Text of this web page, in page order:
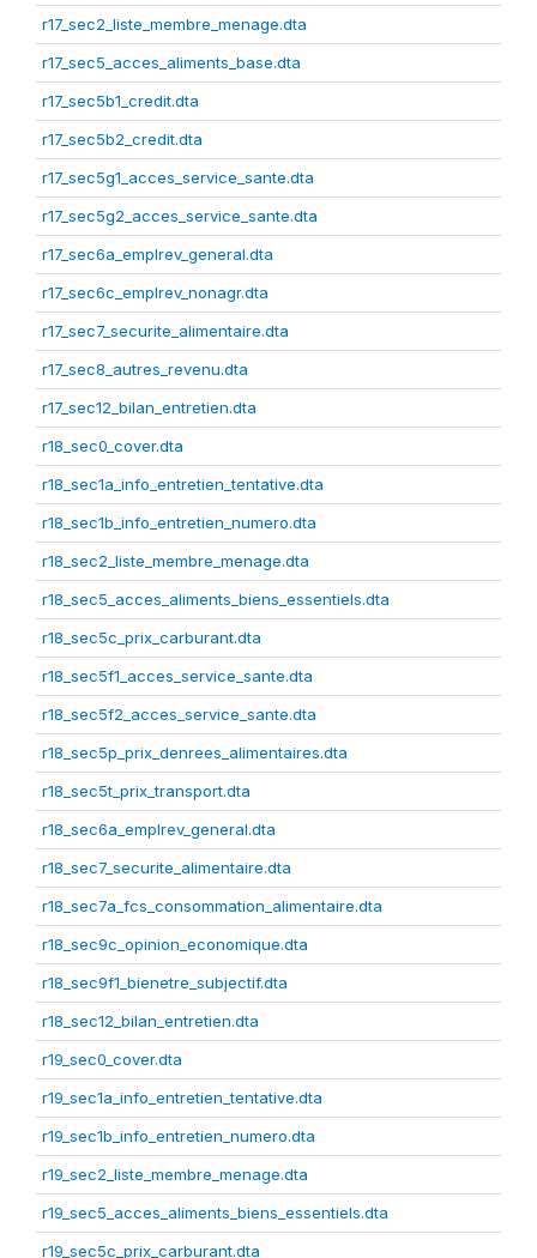
r17_sec2_liste_membre_menage.dta
r17_sec5_acces_aliments_base.dta
r17_sec5b1_credit.dta
r17_sec5b2_credit.dta
r17_sec5g1_acces_service_sante.dta
r17_sec5g2_acces_service_sante.dta
r17_sec6a_emplrev_general.dta
r17_sec6c_emplrev_nonagr.dta
r17_sec7_securite_alimentaire.dta
r17_sec8_autres_revenu.dta
r17_sec12_bilan_entretien.dta
r18_sec0_cover.dta
r18_sec1a_info_entretien_tentative.dta
r18_sec1b_info_entretien_numero.dta
r18_sec2_liste_membre_menage.dta
r18_sec5_acces_aliments_biens_essentiels.dta
r18_sec5c_prix_carburant.dta
r18_sec5f1_acces_service_sante.dta
r18_sec5f2_acces_service_sante.dta
r18_sec5p_prix_denrees_alimentaires.dta
r18_sec5t_prix_transport.dta
r18_sec6a_emplrev_general.dta
r18_sec7_securite_alimentaire.dta
r18_sec7a_fcs_consommation_alimentaire.dta
r18_sec9c_opinion_economique.dta
r18_sec9f1_bienetre_subjectif.dta
r18_sec12_bilan_entretien.dta
r19_sec0_cover.dta
r19_sec1a_info_entretien_tentative.dta
r19_sec1b_info_entretien_numero.dta
r19_sec2_liste_membre_menage.dta
r19_sec5_acces_aliments_biens_essentiels.dta
r19_sec5c_prix_carburant.dta